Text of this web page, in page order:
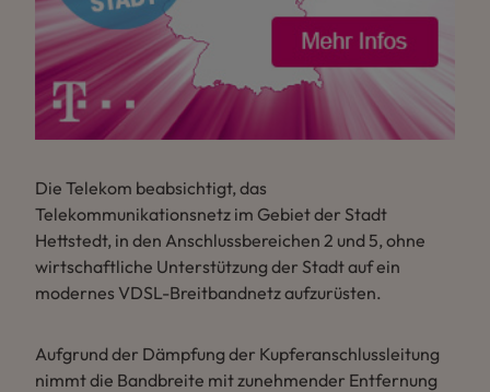
Die Telekom beabsichtigt, das
Telekommunikationsnetz im Gebiet der Stadt
Hettstedt, in den Anschlussbereichen 2 und 5, ohne
wirtschaftliche Unterstützung der Stadt auf ein
modernes VDSL-Breitbandnetz aufzurüsten.
Aufgrund der Dämpfung der Kupferanschlussleitung
nimmt die Bandbreite mit zunehmender Entfernung